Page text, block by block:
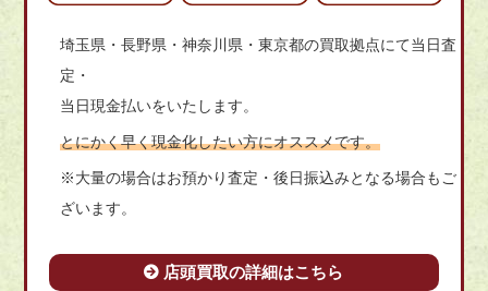
埼玉県・長野県・神奈川県・東京都の買取拠点にて当日査
定・
当日現金払いをいたします。
とにかく早く現金化したい方にオススメです。
※大量の場合はお預かり査定・後日振込みとなる場合もご
ざいます。
店頭買取の詳細はこちら